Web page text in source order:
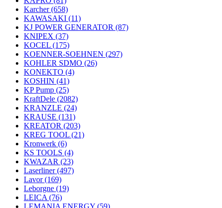
Karcher(658)
KAWASAKI (11)
KJ POWER GENERATOR (87)
KNIPEX (37)
KOCEL (175)
KOENNER-SOEHNEN (297)
KOHLER SDMO (26)
KONEKTO (4)
KOSHIN (41)
KP Pump (25)
KraftDele (2082)
KRANZLE (24)
KRAUSE (131)
KREATOR (203)
KREG TOOL (21)
Kronwerk (6)
KS TOOLS (4)
KWAZAR (23)
Laserliner(497)
Lavor(169)
Leborgne (19)
LEICA (76)
LEMANIA ENERGY (59)